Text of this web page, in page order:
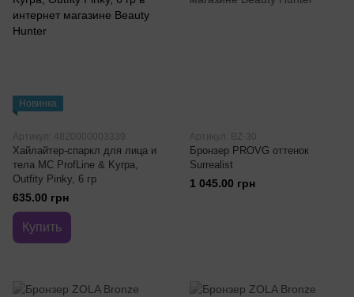
Новинка
Артикул: 4820000003339
Хайлайтер-спаркл для лица и
тела MC ProfLine & Kyrpa,
Outfity Pinky, 6 гр
635.00 грн
Купить
Артикул: BZ-30
Бронзер PROVG оттенок
Surrealist
1 045.00 грн